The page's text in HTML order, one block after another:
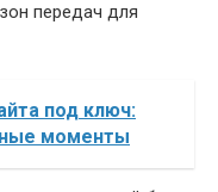
передач для
под ключ:
моменты